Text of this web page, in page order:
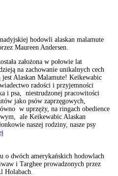
hodowli alaskan malamute
Maureen Andersen.
założona w połowie lat
na zachowanie unikalnych cech
jest Alaskan Malamute! Keikewabic
radości i przyjemności
i psa, niestrudzonej pracowitości
jako psów zaprzęgowych,
w uprzęży, na ringach obedience
ale Keikewabic Alaskan
naszej rodziny, nasze psy
o dwóch amerykańskich hodowlach
i Targhee prowadzonych przez
Holabach.